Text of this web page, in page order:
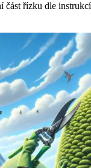
část řízku dle